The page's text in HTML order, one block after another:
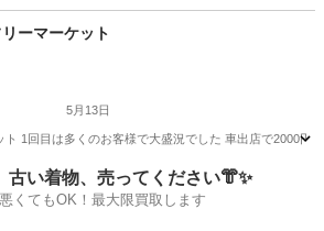
生活雑貨
ーマーケット
5月13日
1回目は多くのお客様で大盛況でした 車出店で2000円
/助けて
古い着物、売ってください👘✨
くてもOK！最大限買取します